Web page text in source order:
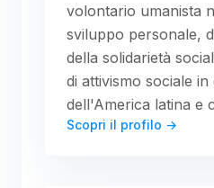
volontario umanista
sviluppo personale,
della solidarietà
di attivismo sociale in
dell'America latina e
Scopri il profilo →